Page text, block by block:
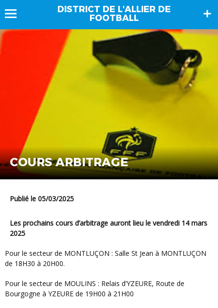
DISTRICT DE L'ALLIER DE
FOOTBALL
COURS ARBITRAGE
Publié le 05/03/2025
Les prochains cours d’arbitrage auront lieu le vendredi 14 mars
2025
Pour le secteur de MONTLUÇON : Salle St Jean à MONTLUÇON
de 18H30 à 20H00.
Pour le secteur de MOULINS : Relais d’YZEURE, Route de
Bourgogne à YZEURE de 19H00 à 21H00